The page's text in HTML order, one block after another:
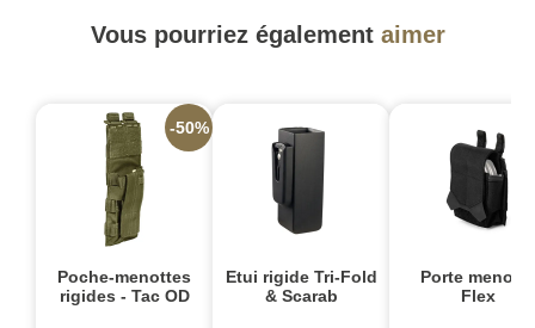
Vous pourriez également aimer
Poche-menottes
rigides - Tac OD
-50%
Etui rigide Tri-Fold
& Scarab
Porte menotte
Flex